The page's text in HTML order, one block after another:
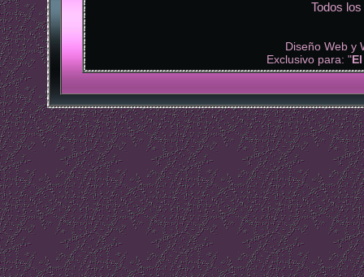
Todos
Diseño Web y
Exclusivo para: "